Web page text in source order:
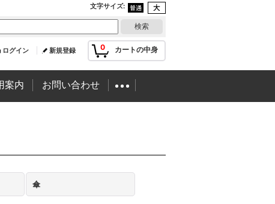
文字サイズ:
0 カートの中身
ログイン 新規登録
案内 お問い合わせ
傘